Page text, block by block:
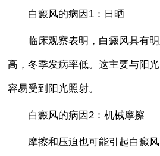
白癜风的病因1：日晒
临床观察表明，白癜风具有明
高，冬季发病率低。这主要与阳
容易受到阳光照射。
白癜风的病因2：机械摩擦
摩擦和压迫也可能引起白癜风